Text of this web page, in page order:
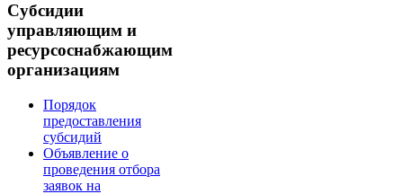
Субсидии
управляющим и
ресурсоснабжающим
организациям
Порядок
предоставления
субсидий
Объявление о
проведения отбора
заявок на